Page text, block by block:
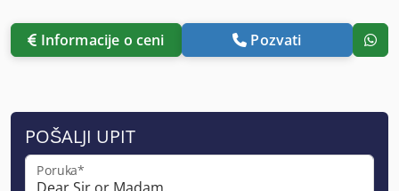
Informacije o ceni Pozvati
POŠALJI UPIT
Poruka*